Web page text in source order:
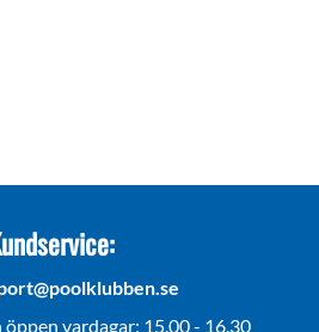
öppen vardagar: 15.00 - 16.30